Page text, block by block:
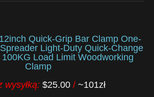
Quick-Grip Bar Clamp One-
Light-Duty Quick-Change
Load Limit Woodworking
Clamp
wysyłką:$25.00/~101zł